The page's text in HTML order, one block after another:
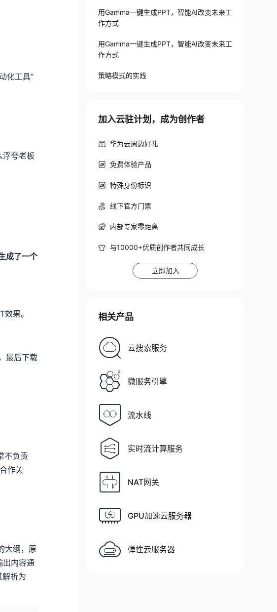
化工具”
夸老板
成了一个
果。
最后下载
不负责
作关
大纲，原
出内容通
解析为
用Gamma一键生成PPT，智能AI改变未来工
作方式
用Gamma一键生成PPT，智能AI改变未来工
作方式
策略模式的实践
加入云驻计划，成为创作者
华为云周边好礼
免费体验产品
特殊身份标识
线下官方门票
内部专家零距离
与10000+优质创作者共同成长
立即加入
相关产品
云搜索服务
微服务引擎
流水线
实时流计算服务
NAT网关
GPU加速云服务器
弹性云服务器